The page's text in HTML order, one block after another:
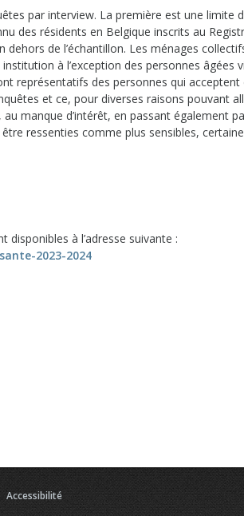
par interview. La première est une limite
des résidents en Belgique inscrits au
de l’échantillon. Les ménages
à l’exception des personnes âgées
représentatifs des personnes qui
et ce, pour diverses raisons pouvant
manque d’intérêt, en passant également
ressenties comme plus sensibles,
à l’adresse suivante :
2023-2024
Accessibilité